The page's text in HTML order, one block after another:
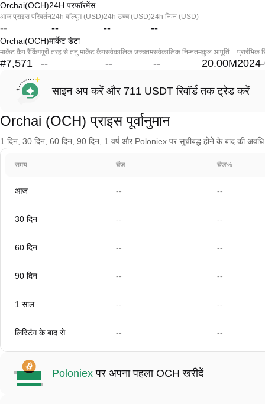
Orchai(OCH)24H परफॉरमेंस
आज प्राइस परिवर्तन
--
24h वॉल्यूम (USD)
--
24h उच्च (USD)
--
24h निम्न (USD)
--
Orchai(OCH)मार्केट डेटा
मार्केट कैप रैंकिंग
#7,571
पूरी तरह से तनु मार्केट कैप
--
सर्वकालिक उच्चतम
--
सर्वकालिक निम्नतम
--
कुल आपूर्ति
20.00M
प्रारंभिक
साइन अप करें और 711 USDT रिवॉर्ड तक ट्रेड करें
Orchai (OCH) प्राइस पूर्वानुमान
1 दिन, 30 दिन, 60 दिन, 90 दिन, 1 वर्ष और Poloniex पर सूचीबद्ध होने के बाद की
समय चेंज चेंज%
आज -- --
30 दिन -- --
60 दिन -- --
90 दिन -- --
1 साल -- --
लिस्टिंग के बाद से -- --
Poloniex पर अपना पहला OCH खरीदें